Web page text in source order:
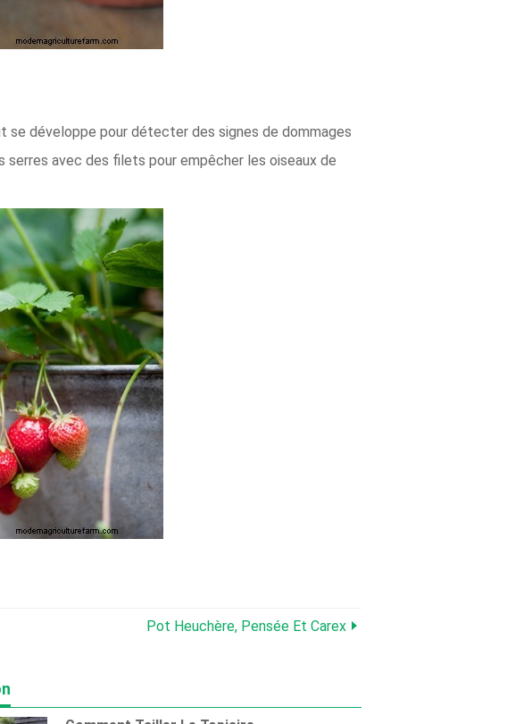
développe pour détecter des signes de dommages
avec des filets pour empêcher les oiseaux de
Pot Heuchère, Pensée Et Carex